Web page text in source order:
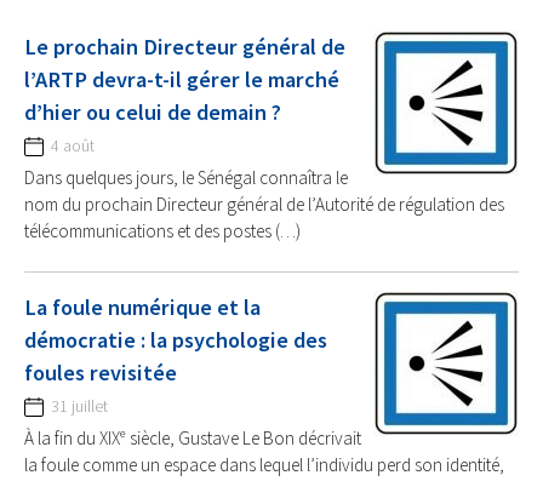
Le prochain Directeur général de
l’ARTP devra-t-il gérer le marché
d’hier ou celui de demain ?
4 août
Dans quelques jours, le Sénégal connaîtra le
nom du prochain Directeur général de l’Autorité de régulation des
télécommunications et des postes (…)
La foule numérique et la
démocratie : la psychologie des
foules revisitée
31 juillet
À la fin du XIXᵉ siècle, Gustave Le Bon décrivait
la foule comme un espace dans lequel l’individu perd son identité,